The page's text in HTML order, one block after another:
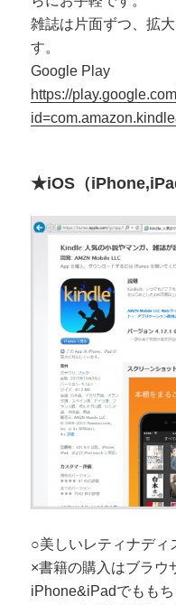
雑誌は片面ずつ、拡
す。
Google Play
https://
★iOS（
○美しいレティナディ
×書籍の購入はブラウ
iPhone&iPadでもも